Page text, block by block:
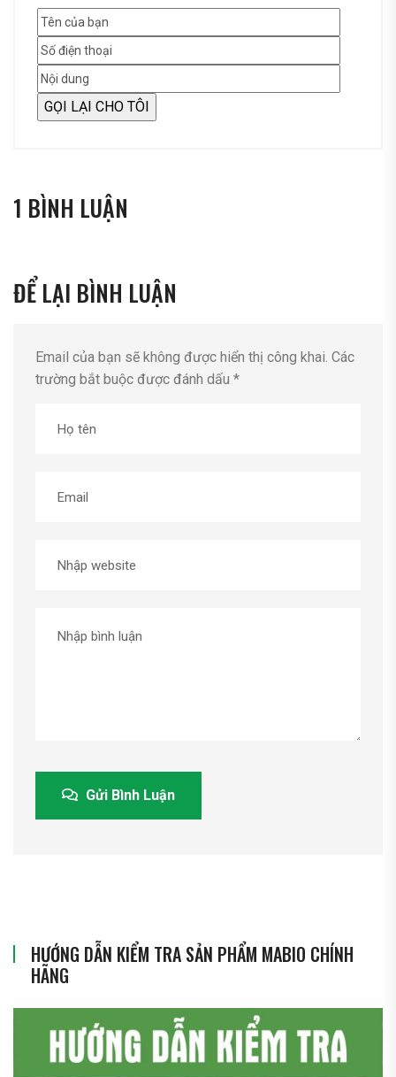
1 BÌNH LUẬN
ĐỂ LẠI BÌNH LUẬN
Email của bạn sẽ không được hiển thị công khai. Các
trường bắt buộc được đánh dấu *
Gửi Bình Luận
HƯỚNG DẪN KIỂM TRA SẢN PHẨM MABIO CHÍNH
HÃNG